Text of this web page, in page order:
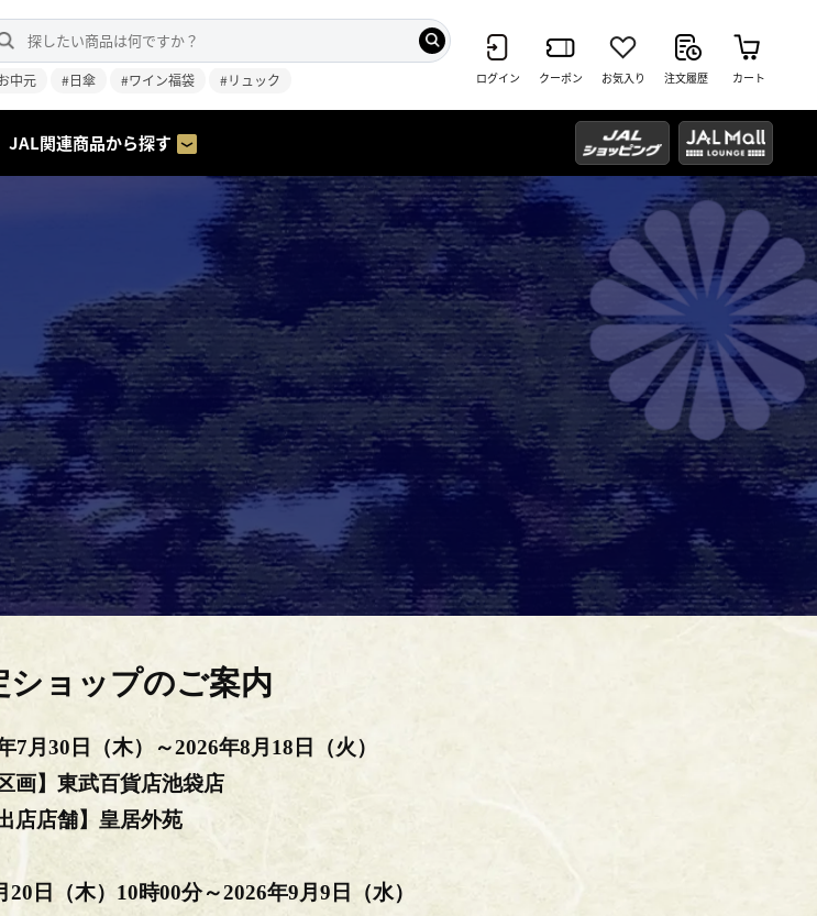
中元 #日傘 #ワイン福袋 #リュック ログイン クーポン お気入り 注文履歴 カート
JAL関連商品から探す
ショップのご案内
7月30日（木）
～2026年8月18日（火）
画】 東武百貨店池袋店
店店舗】 皇居外苑
20日（木）10時00分～2026年9月9日（水）